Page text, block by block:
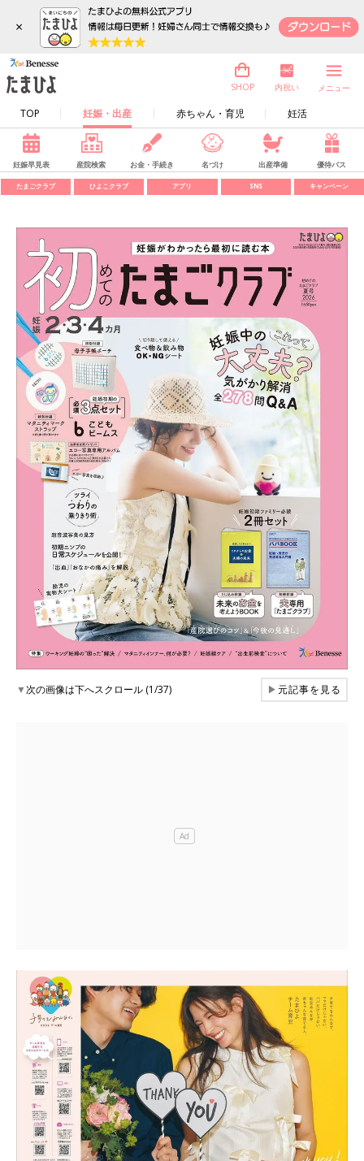
×
TOP 妊娠・出産 赤ちゃん・育児 妊活
SHOP 内祝い メニュー
妊娠早見表 産院検索 お金・手続き 名づけ 出産準備 優待パス
たまごクラブ ひよこクラブ アプリ SNS キャンペーン
▼次の画像は下へスクロール (1/37) ▶元記事を見る